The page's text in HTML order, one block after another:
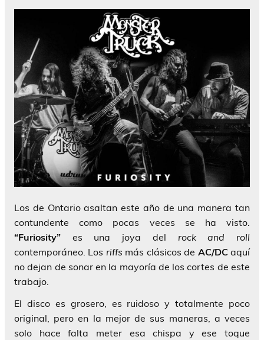
Los de Ontario asaltan este año de una manera tan
contundente como pocas veces se ha visto.
“Furiosity” es una joya del rock and roll
contemporáneo. Los riffs más clásicos de AC/DC aquí
no dejan de sonar en la mayoría de los cortes de este
trabajo.
El disco es grosero, es ruidoso y totalmente poco
original, pero en la mejor de sus maneras, a veces
solo hace falta meter esa chispa y ese toque